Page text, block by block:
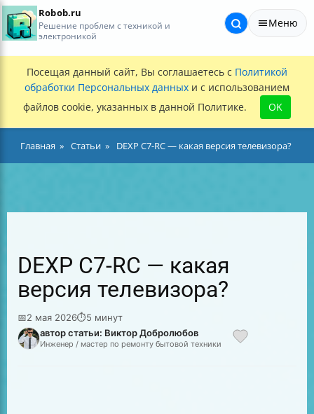
Robob.ru
Решение проблем с техникой и
электроникой
Меню
Посещая данный сайт, Вы соглашаетесь с Политикой
обработки Персональных данных и с использованием
файлов cookie, указанных в данной Политике.
OK
Главная Статьи DEXP C7-RC — какая версия телевизора?
DEXP C7-RC — какая
версия телевизора?
📅2 мая 2026⏱5 минут
автор статьи: Виктор Добролюбов
Инженер / мастер по ремонту бытовой техники